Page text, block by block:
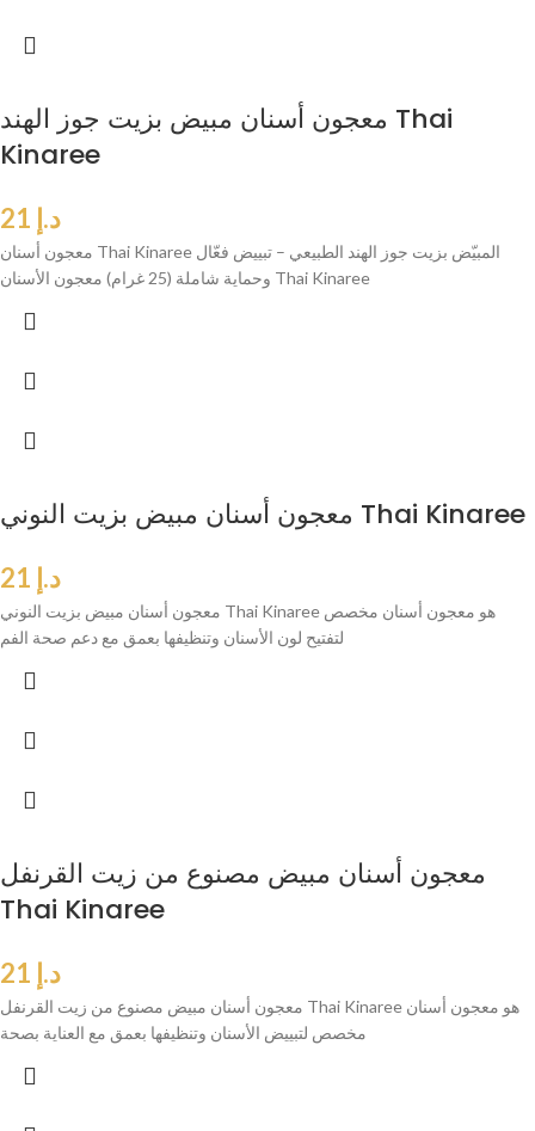
معجون أسنان مبيض بزيت جوز الهند Thai
Kinaree
د.إ
معجون أسنان Thai Kinaree المبيّض بزيت جوز الهند الطبيعي – تبييض فعّال
وحماية شاملة (25 غرام) معجون الأسنان Thai Kinaree
معجون أسنان مبيض بزيت النوني Thai Kinaree
د.إ
معجون أسنان مبيض بزيت النوني Thai Kinaree هو معجون أسنان مخصص
لتفتيح لون الأسنان وتنظيفها بعمق مع دعم صحة الفم
معجون أسنان مبيض مصنوع من زيت القرنفل
Thai Kinaree
د.إ
معجون أسنان مبيض مصنوع من زيت القرنفل Thai Kinaree هو معجون أسنان
مخصص لتبييض الأسنان وتنظيفها بعمق مع العناية بصحة